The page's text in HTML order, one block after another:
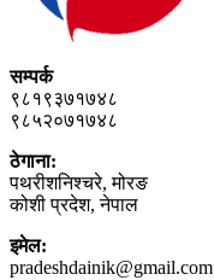
सम्पर्क
९८१९३७१७४८
९८५२०७१७४८
ठेगाना:
पथरीशनिश्‍चरे, मोरङ
कोशी प्रदेश, नेपाल
इमेल:
pradeshdainik@gmail.com